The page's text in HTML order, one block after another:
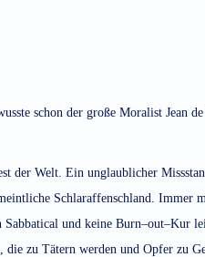
schon der große Moralist Jean
der Welt. Ein unglaublicher
Schlaraffenschland. Immer
und keine Burn–out–Kur
zu Tätern werden und Opfer zu